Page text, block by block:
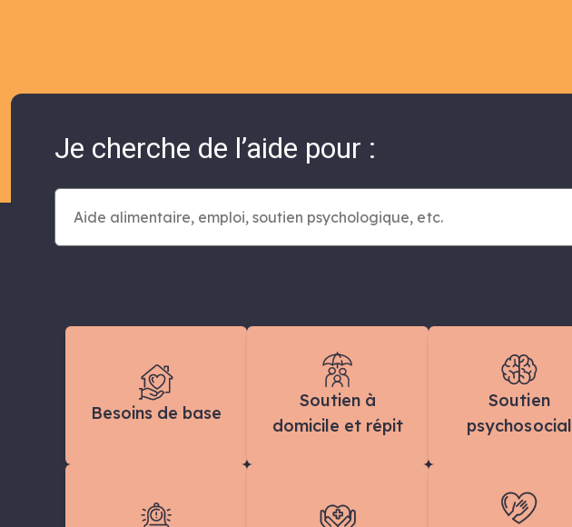
Je cherche de l’aide pour :
Besoins de base
Soutien à
domicile et répit
Soutien
psychosocial